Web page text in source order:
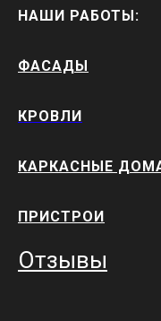
НАШИ РАБОТЫ:
ФАСАДЫ
КРОВЛИ
КАРКАСНЫЕ
ПРИСТРОИ
Отзывы